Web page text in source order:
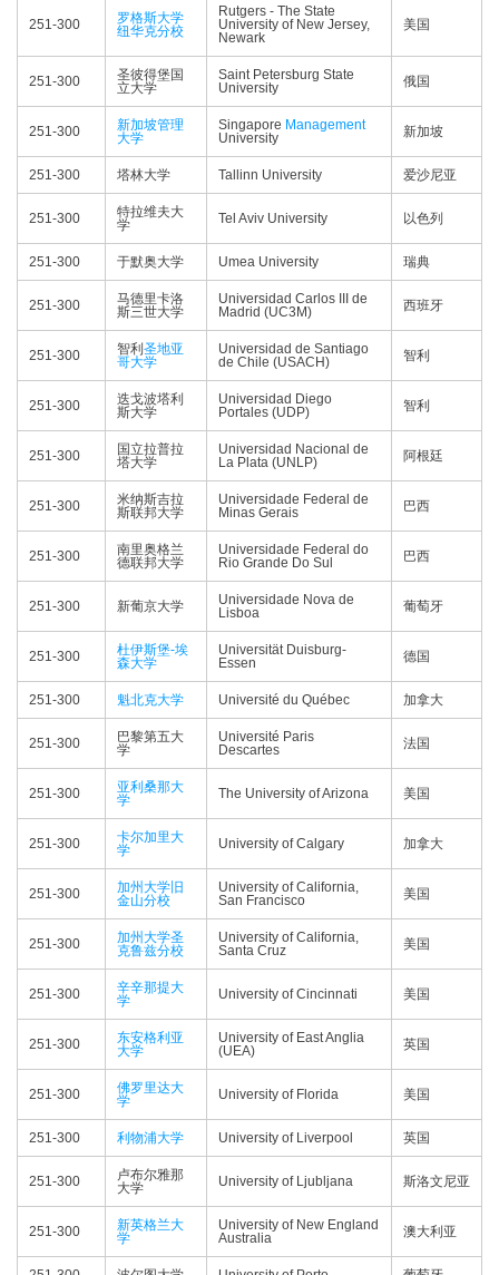
251-300
罗格斯大学
纽华克分校
Rutgers - The State
University of New Jersey,
Newark
美国
251-300
圣彼得堡国
立大学
Saint Petersburg State
University
俄国
251-300
新加坡管理
大学
Singapore Management
University
新加坡
251-300 塔林大学 Tallinn University 爱沙尼亚
251-300
特拉维夫大
学
Tel Aviv University 以色列
251-300 于默奥大学 Umea University 瑞典
251-300
马德里卡洛
斯三世大学
Universidad Carlos III de
Madrid (UC3M)
西班牙
251-300 智利 圣地亚
哥大学
Universidad de Santiago
de Chile (USACH)
智利
251-300
迭戈波塔利
斯大学
Universidad Diego
Portales (UDP)
智利
251-300
国立拉普拉
塔大学
Universidad Nacional de
La Plata (UNLP)
阿根廷
251-300
米纳斯吉拉
斯联邦大学
Universidade Federal de
Minas Gerais
巴西
251-300
南里奥格兰
德联邦大学
Universidade Federal do
Rio Grande Do Sul
巴西
251-300 新葡京大学
Universidade Nova de
Lisboa
葡萄牙
251-300
杜伊斯堡-埃
森大学
Universität Duisburg-
Essen
德国
251-300 魁北克大学 Université du Québec 加拿大
251-300
巴黎第五大
学
Université Paris
Descartes
法国
251-300
亚利桑那大
学
The University of Arizona 美国
251-300
卡尔加里大
学
University of Calgary 加拿大
251-300
加州大学旧
金山分校
University of California,
San Francisco
美国
251-300
加州大学圣
克鲁兹分校
University of California,
Santa Cruz
美国
251-300
辛辛那提大
学
University of Cincinnati 美国
251-300
东安格利亚
大学
University of East Anglia
(UEA)
英国
251-300
佛罗里达大
学
University of Florida 美国
251-300 利物浦大学 University of Liverpool 英国
251-300
卢布尔雅那
大学
University of Ljubljana 斯洛文尼亚
251-300
新英格兰大
学
University of New England
Australia
澳大利亚